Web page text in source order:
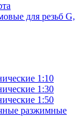
для резьб G,
1:10
1:30
1:50
разжимные